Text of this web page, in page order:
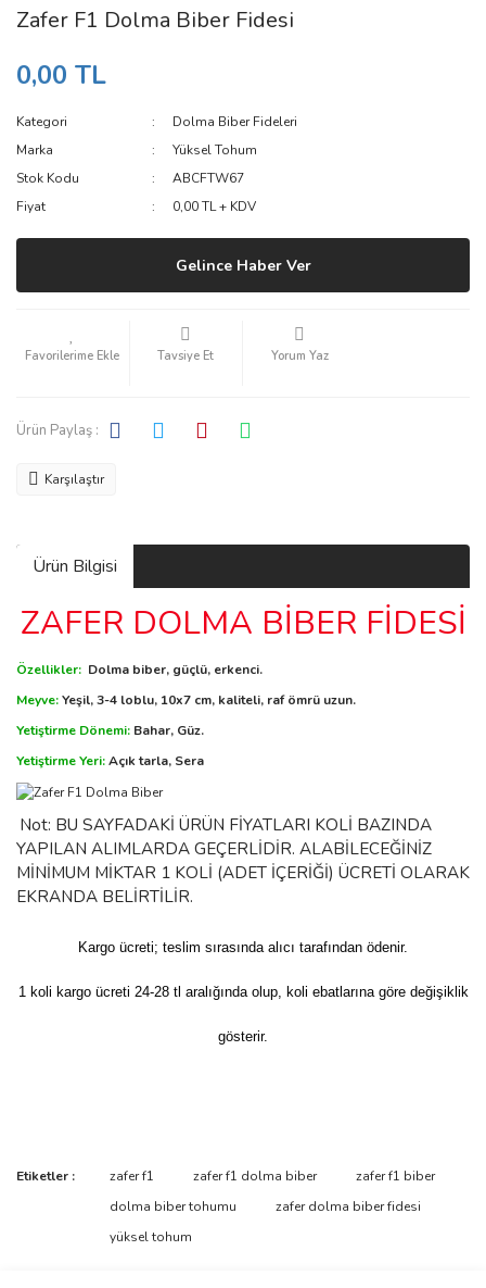
Zafer F1 Dolma Biber Fidesi
0,00 TL
Kategori
Dolma Biber Fideleri
Marka
Yüksel Tohum
Stok Kodu
ABCFTW67
Fiyat
0,00 TL + KDV
Gelince Haber Ver
Tavsiye Et Yorum Yaz
Ürün Paylaş :
Karşılaştır
Ürün Bilgisi
ZAFER DOLMA BİBER FİDESİ
Özellikler: Dolma biber, güçlü, erkenci.
Meyve:Yeşil, 3-4 loblu, 10x7 cm, kaliteli, raf ömrü uzun.
Yetiştirme Dönemi: Bahar, Güz.
Yetiştirme Yeri:Açık tarla, Sera
Not: BU SAYFADAKİ ÜRÜN FİYATLARI KOLİ BAZINDA
YAPILAN ALIMLARDA GEÇERLİDİR. ALABİLECEĞİNİZ
MİNİMUM MİKTAR 1 KOLİ (ADET İÇERİĞİ) ÜCRETİ OLARAK
EKRANDA BELİRTİLİR.
Kargo ücreti; teslim sırasında alıcı tarafından ödenir.
1 koli kargo ücreti 24-28 tl aralığında olup, koli ebatlarına göre değişiklik
gösterir.
Etiketler : zafer f1 zafer f1 dolma biber
zafer f1 biber
dolma biber tohumu
zafer dolma biber fidesi
yüksel tohum